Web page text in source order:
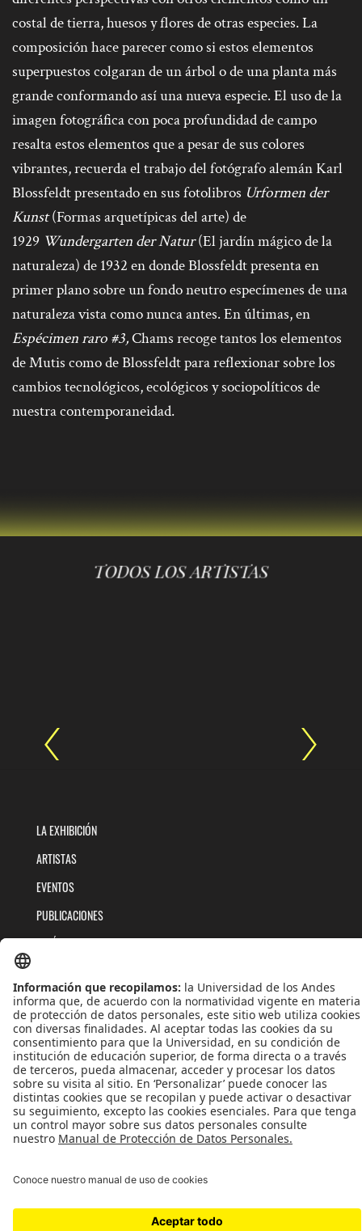
costal de tierra, huesos y flores de otras especies. La
composición hace parecer como si estos elementos
superpuestos colgaran de un árbol o de una planta más
grande conformando así una nueva especie. El uso de la
imagen fotográfica con poca profundidad de campo
resalta estos elementos que a pesar de sus colores
vibrantes, recuerda el trabajo del fotógrafo alemán Karl
Blossfeldt presentado en sus fotolibros Urformen der
Kunst(Formas arquetípicas del arte) de
1929 Wundergarten der Natur(El jardín mágico de la
naturaleza) de 1932 en donde Blossfeldt presenta en
primer plano sobre un fondo neutro especímenes de una
naturaleza vista como nunca antes. En últimas, en
Espécimen raro #3,Chams recoge tantos los elementos
de Mutis como de Blossfeldt para reflexionar sobre los
cambios tecnológicos, ecológicos y sociopolíticos de
nuestra contemporaneidad.
TODOS LOS ARTISTAS
LA EXHIBICIÓN
ARTISTAS
EVENTOS
PUBLICACIONES
QUIÉNES SOMOS
TÉRMINOS Y CONDICIONES
Universidad de los Andes | Vigilada MinEducación